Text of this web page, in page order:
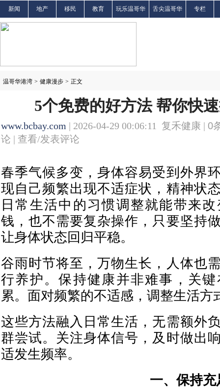
新闻 地产 移民 教育 玩乐温哥华 舌尖温哥华 专栏
温哥华港湾 > 健康漫步 > 正文
5个免费的好方法 帮你快
www.bcbay.com | 2026-04-29 00:06:11 复禾健康 | 0
论 | 查看/发表评论
春季气候多变，身体容易受到外界
现自己频繁出现不适症状，精神状
日常生活中的习惯调整就能带来
钱，也不需要复杂操作，只要坚持
让身体状态回归平稳。
谷雨时节将至，万物生长，人体也
行养护。保持健康并非难事，关
累。面对频繁的不适感，调整生活方
这些方法融入日常生活，无需额外
群尝试。关注身体信号，及时做出
适发生频率。
一、保持